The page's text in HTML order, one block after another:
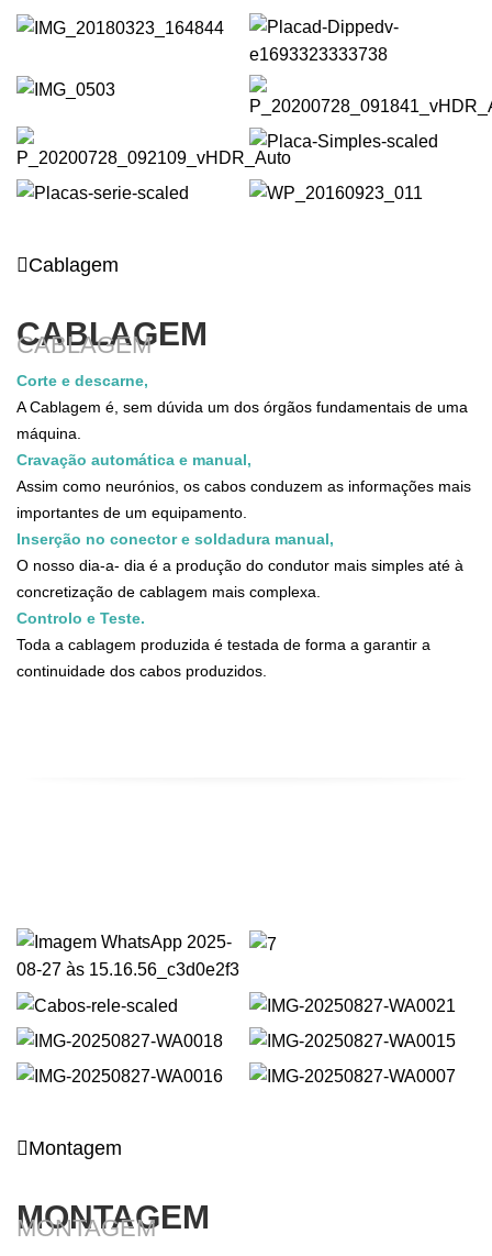
Cablagem
CABLAGEM
CABLAGEM
Corte e descarne,
A Cablagem é, sem dúvida um dos órgãos fundamentais de uma
máquina.
Cravação automática e manual,
Assim como neurónios, os cabos conduzem as informações mais
importantes de um equipamento.
Inserção no conector e soldadura manual,
O nosso dia-a- dia é a produção do condutor mais simples até à
concretização de cablagem mais complexa.
Controlo e Teste.
Toda a cablagem produzida é testada de forma a garantir a
continuidade dos cabos produzidos.
Montagem
MONTAGEM
MONTAGEM